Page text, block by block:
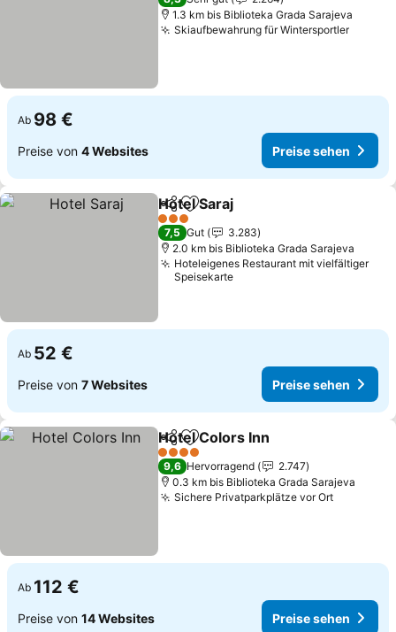
1.3 km bis Biblioteka Grada Sarajeva
Skiaufbewahrung für WintersportlerPreise
Ab 98 €
Preise von 4 Websites Preise sehen
TeilenZu Favoriten hinzufügen
Hotel Saraj
3 Sterne
7,5 Gut
3.283
2.0 km bis Biblioteka Grada Sarajeva
Hoteleigenes Restaurant mit vielfältiger
Speisekarte
Ab 52 €
Preise von 7 Websites Preise sehen
TeilenZu Favoriten hinzufügen
Hotel Colors Inn
4 Sterne
9,6 Hervorragend
2.747
0.3 km bis Biblioteka Grada Sarajeva
Sichere Privatparkplätze vor OrtPreise
Ab 112 €
Preise von 14 Websites Preise sehen